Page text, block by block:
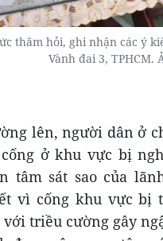
thăm hỏi, ghi nhận các ý
Vành đai 3, TPHCM.
lên, người dân ở
ở khu vực bị
tâm sát sao của
vì cống khu vực bị
triều cường gây